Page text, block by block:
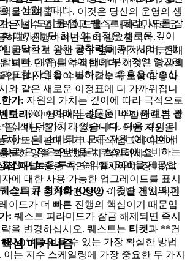
을 보여줍니다. 이것은 당신의 운영의 생
든 필수 업그레이드를 구매하고, 새로운
하고, 진행하려면 돈이 필요합니다.
일반적으로 광산 갱구 옆에 위치하며, 현재
피트 단위)를 추적합니다. 이것은 당신의
입니다. 더 깊이 들어갈수록 보상이 좋아
와 같은 새로운 이정표에 더 가까워집니
토리:이 영역에는 당신이 수집한 모든 종
돌, 석탄, 철)이 나열됩니다. 어떤 자원을
지, 또는 판매하거나 제작/업그레이드에
분한 양을 확보했는지 확인하세요.
점 패널:종종 측면에 위치하며, 장비(삽,
에 대한 사용 가능한 업그레이드를 표시
운터가 증가하면 항상 이것을 먼저 확인
이드가 더 빠른 진행의 핵심이기 때문입
심 메커니즘
보상합니다."
:지하 도시를 열고 퀘스트 피라미드를 잠
때까지, 단 하나의 초점은 새로운 깊이
도달하기 위해 굴착력을 증가시키는 데
니다. 기존 티어에 대한 부가적인 업그레
도한 자원을 소비하려는 유혹을 참으십
가: 자원의 가치는 깊이에 따라 극적으로
다. 1000m 아래의 광물은 100m 아래의 광
십 배 더 가치가 있습니다. 다음 깊이 티
하는 데 소비되는 모든 자원 (예: 삽에서
로)은 작은 인벤토리 부스트에 소비하는
씬 더 높은 투자 수익률 (ROI)을 제공합
스트 큐 최적화 (QQO)- "중반 게임의 피
: 퀘스트 피라미드가 잠금 해제되면 즉시
을 변경하십시오. 퀘스트는 티켓과 **건
(BM)**를 얻을 수 있는 가장 확실한 방법
이는 지수 스케일링에 가장 중요한 두 가지